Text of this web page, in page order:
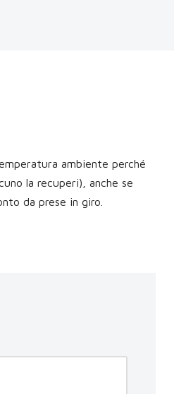
ambiente perché
la recuperi), anche se
da prese in giro.